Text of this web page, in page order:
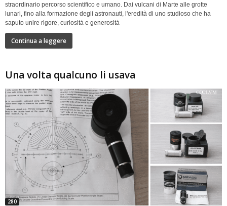
straordinario percorso scientifico e umano. Dai vulcani di Marte alle grotte
lunari, fino alla formazione degli astronauti, l'eredità di uno studioso che ha
saputo unire rigore, curiosità e generosità
Continua a leggere
Una volta qualcuno li usava
280